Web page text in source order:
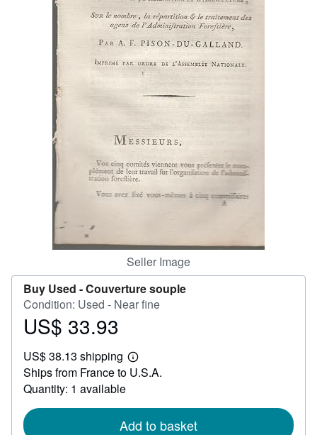
CLOSE
Seller Image
Buy Used -Couverture souple
Condition: Used - Near fine
Price
33.93
US$ 33.93
US$ 38.13 shipping
Learn
more
Ships from France to U.S.A.
Quantity: 1 available
Add to basket